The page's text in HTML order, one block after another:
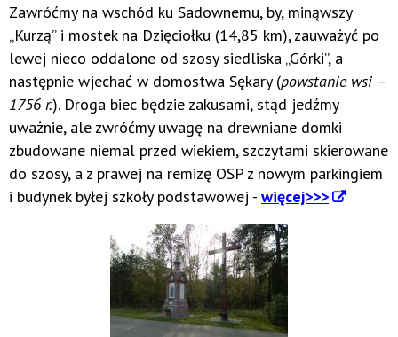
Zawróćmy na wschód ku Sadownemu, by, minąwszy
„Kurzą” i mostek na Dzięciołku (14,85 km), zauważyć po
lewej nieco oddalone od szosy siedliska „Górki”, a
następnie wjechać w domostwa Sękary (powstanie wsi –
1756 r.). Droga biec będzie zakusami, stąd jedźmy
uważnie, ale zwróćmy uwagę na drewniane domki
zbudowane niemal przed wiekiem, szczytami skierowane
do szosy, a z prawej na remizę OSP z nowym parkingiem
i budynek byłej szkoły podstawowej - więcej>>>